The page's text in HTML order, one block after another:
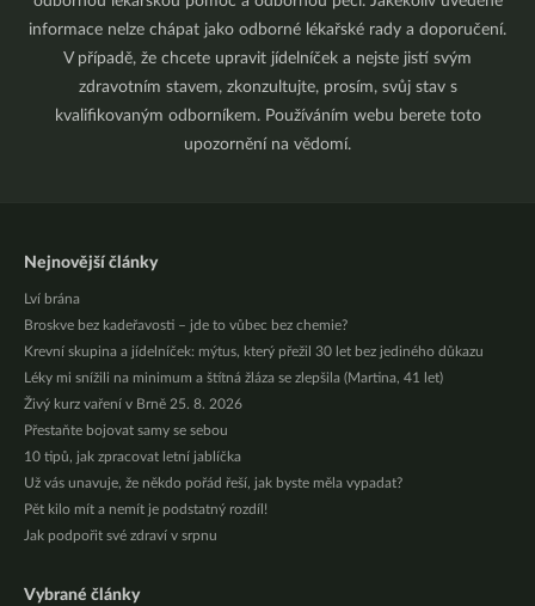
informace nelze chápat jako odborné lékařské rady a doporučení.
V případě, že chcete upravit jídelníček a nejste jistí svým
zdravotním stavem, zkonzultujte, prosím, svůj stav s
kvalifikovaným odborníkem. Používáním webu berete toto
upozornění na vědomí.
Nejnovější články
Lví brána
Broskve bez kadeřavosti – jde to vůbec bez chemie?
Krevní skupina a jídelníček: mýtus, který přežil 30 let bez jediného důkazu
Léky mi snížili na minimum a štítná žláza se zlepšila (Martina, 41 let)
Živý kurz vaření v Brně 25. 8. 2026
Přestaňte bojovat samy se sebou
10 tipů, jak zpracovat letní jablíčka
Už vás unavuje, že někdo pořád řeší, jak byste měla vypadat?
Pět kilo mít a nemít je podstatný rozdíl!
Jak podpořit své zdraví v srpnu
Vybrané články